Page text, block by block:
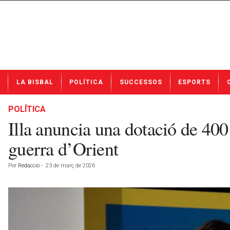
t
LA BISBAL POLÍTICA SUCCESSOS ESPORTS
POLÍTICA
Illa anuncia una dotació de
guerra d’Orient
Por Redacció - 23 de març de 2026